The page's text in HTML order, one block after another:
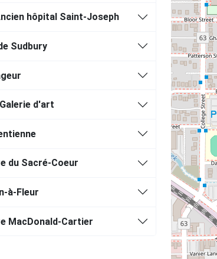
française de l’Ontario du grand Sudbury
hôpital Saint-Joseph
Sudbury
d'art
du Sacré-Coeur
à-Fleur
MacDonald-Cartier